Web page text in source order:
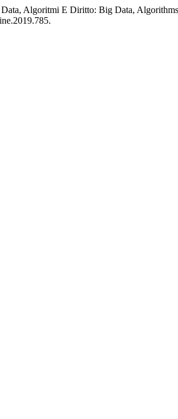
Data, Algoritmi E Diritto: Big Data,